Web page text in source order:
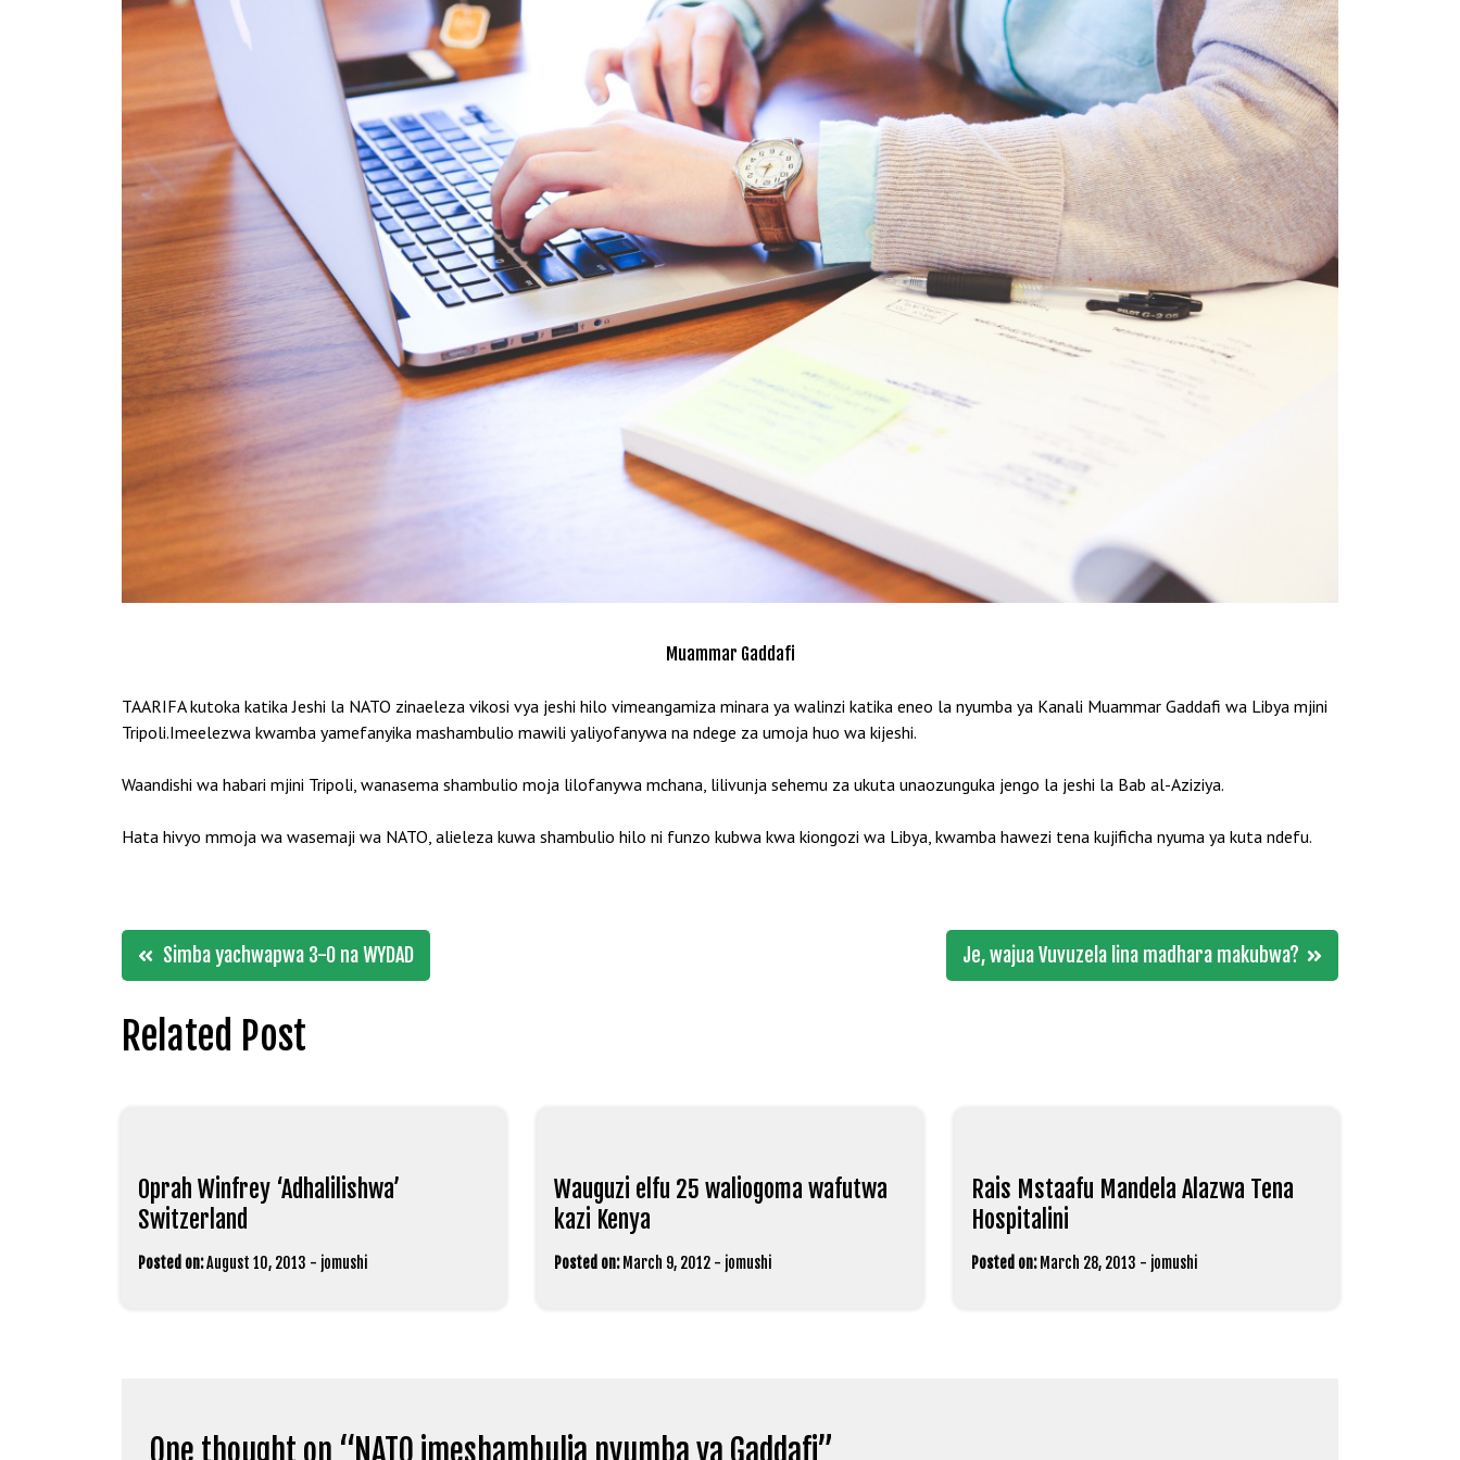
Muammar Gaddafi
TAARIFA kutoka katika Jeshi la NATO zinaeleza vikosi vya jeshi hilo vimeangamiza minara ya walinzi katika eneo la nyumba ya Kanali Muammar Gaddafi wa Libya mjini
Tripoli.Imeelezwa kwamba yamefanyika mashambulio mawili yaliyofanywa na ndege za umoja huo wa kijeshi.
Waandishi wa habari mjini Tripoli, wanasema shambulio moja lilofanywa mchana, lilivunja sehemu za ukuta unaozunguka jengo la jeshi la Bab al-Aziziya.
Hata hivyo mmoja wa wasemaji wa NATO, alieleza kuwa shambulio hilo ni funzo kubwa kwa kiongozi wa Libya, kwamba hawezi tena kujificha nyuma ya kuta ndefu.
Post
navigation
Simba yachwapwa 3-0 na WYDAD Je, wajua Vuvuzela lina madhara makubwa?
Related Post
Oprah Winfrey ‘Adhalilishwa’
Switzerland
Posted on:August 10, 2013 - jomushi
Wauguzi elfu 25 waliogoma wafutwa
kazi Kenya
Posted on: March 9, 2012 - jomushi
Rais Mstaafu Mandela Alazwa Tena
Hospitalini
Posted on: March 28, 2013 - jomushi
One thought on “NATO imeshambulia nyumba ya Gaddafi”